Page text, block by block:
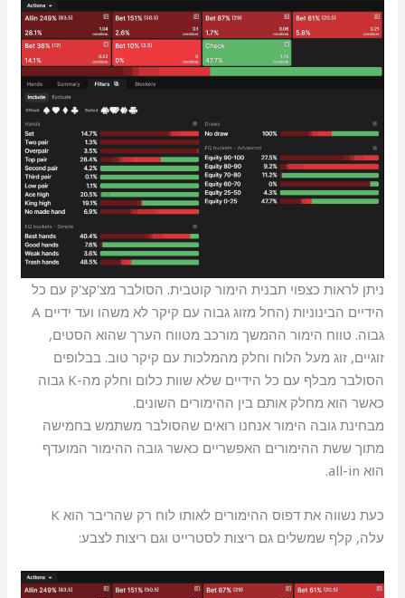
ניתן לראות כצפוי תבנית הימור קוטבית. הסולבר מצ'קצ'ק עם כל
הידיים הבינוניות (החל מזוג גבוה עם קיקר לא משהו ועד ידיים A
גבוה. טווח הימור ההמשך מורכב מטווח הערך שהוא הסטים,
זוגיים, זוג מעל הלוח וחלק מהמלכות עם קיקר טוב. בבלופים
הסולבר מבלף עם כל הידיים שלא שוות כלום וחלק מה-K גבוה
כאשר הוא מחלק אותם בין ההימורים השונים.
מבחינת גובה הימור אנחנו רואים שהסולבר משתמש בחמישה
מתוך ששת ההימורים האפשריים כאשר גובה ההימור המועדף
הוא all-in.
כעת נשווה את דפוס ההימורים לאותו לוח רק שהריבר הוא K
עלה, קלף שמשלים גם ריצות לסטרייט וגם ריצות לצבע: